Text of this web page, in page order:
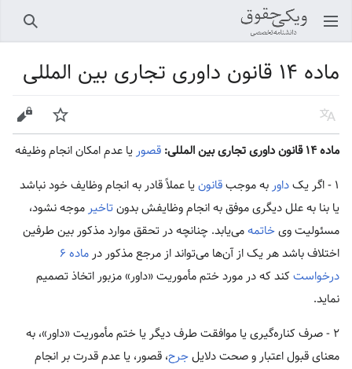
باز کردن منو اصلی جستجو
ماده ۱۴ قانون داوری تجاری بین المللی
زبان پیگیری ویرایش
ماده ۱۴ قانون داوری تجاری بین المللی: قصوریا عدم امکان انجام وظیفه
۱ - اگر یک
داوربه موجبقانونیا عملاً قادر به انجام وظایف خود نباشد
یا بنا به علل دیگری موفق به انجام وظایفش بدونتاخیرموجه نشود،
مسئولیت ویخاتمهمی‌یابد. چنانچه در تحقق موارد مذکور بین طرفین
اختلاف باشد هر یک از آن‌ها می‌تواند از مرجع مذکور درماده ۶
درخواستکند که در مورد ختم مأموریت «داور» مزبور اتخاذ تصمیم
نماید.
۲ - صرف کناره‌گیری یا موافقت طرف دیگر یا ختم مأموریت «داور»، به
معنای قبول اعتبار و صحت دلایلجرح، قصور، یا عدم قدرت بر انجام